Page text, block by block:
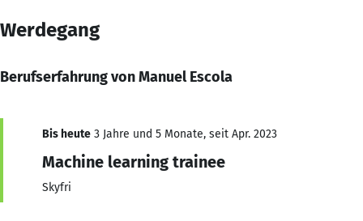
Werdegang
Berufserfahrung von Manuel Escola
Bis heute 3 Jahre und 5 Monate, seit Apr. 2023
Machine learning trainee
Skyfri